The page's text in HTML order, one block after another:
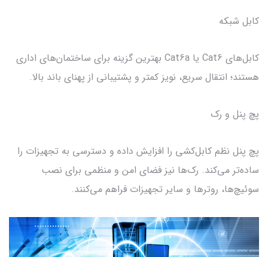
کابل شبکه
کابل‌های Cat6 یا Cat6a بهترین گزینه برای ساختمان‌های اداری
هستند؛ انتقال سریع، نویز کمتر و پشتیبانی از پهنای باند بالا.
پچ پنل و رک
پچ پنل نظم کابل‌کشی را افزایش داده و دسترسی به تجهیزات را
ساده‌تر می‌کند. رک‌ها نیز فضای امن و منظمی برای نصب
سوئیچ‌ها، روترها و سایر تجهیزات فراهم می‌کنند.